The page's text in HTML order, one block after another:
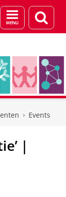
Menu
en
Events
|